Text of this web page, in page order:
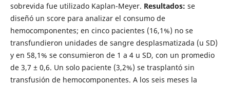
sobrevida fue utilizado Kaplan-Meyer. Resultados: se
diseñó un score para analizar el consumo de
hemocomponentes; en cinco pacientes (16,1%) no se
transfundieron unidades de sangre desplasmatizada (u SD)
y en 58,1% se consumieron de 1 a 4 u SD, con un promedio
de 3,7 ± 0,6. Un solo paciente (3,2%) se trasplantó sin
transfusión de hemocomponentes. A los seis meses la